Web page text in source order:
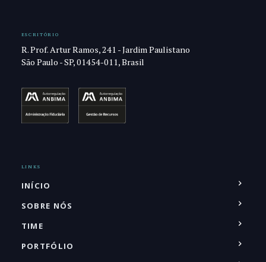
ESCRITÓRIO
R. Prof. Artur Ramos, 241 - Jardim Paulistano
São Paulo - SP, 01454-011, Brasil
LINKS
INÍCIO
SOBRE NÓS
TIME
PORTFÓLIO